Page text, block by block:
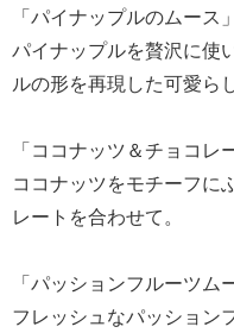
「パイナップルのムース」
パイナップルを贅沢に使
ルの形を再現した可愛ら
「ココナッツ＆チョコレ
ココナッツをモチーフに
レートを合わせて。
「パッションフルーツム
フレッシュなパッション